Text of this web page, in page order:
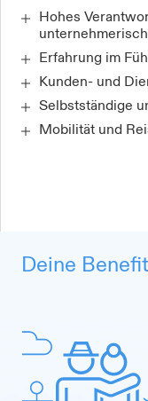
Hohes
Erfahrung im
Kunden- und
Selbstständige
Mobilität und
Deine